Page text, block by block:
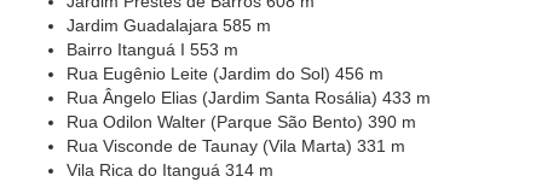
Jardim Guadalajara 585 m
Bairro Itanguá I 553 m
Rua Eugênio Leite (Jardim do Sol) 456 m
Rua Ângelo Elias (Jardim Santa Rosália) 433 m
Rua Odilon Walter (Parque São Bento) 390 m
Rua Visconde de Taunay (Vila Marta) 331 m
Vila Rica do Itanguá 314 m